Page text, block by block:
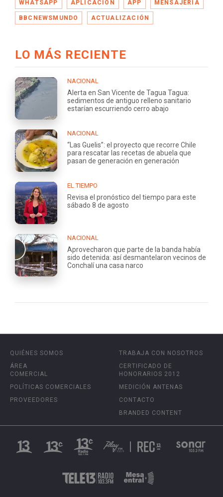
WHATSAPP APLICACIÓN APP MENSAJERÍA
BBCNEWSMUNDO ACTUALIZACIÓN
LO MÁS RECIENTE
NACIONAL
Alerta en San Vicente de Tagua Tagua:
sedimentos de antiguo relleno sanitario
estarían escurriendo cerro abajo
NACIONAL
“Las Guelis”: el proyecto que recorre Chile
para rescatar las recetas de abuela que
pasan de generación en generación
EL TIEMPO
Revisa el pronóstico del tiempo para este
sábado 8 de agosto
NACIONAL
Aprovecharon que parte de la banda había
sido detenida: así desmantelaron vecinos de
Conchalí una casa narco
QUIÉNES SOMOS
ÁREA
COMERCIAL
POLÍTICAS COMERCIALES
PROVEEDORES
TRABAJA CON NOSOTROS
CERTIFICADO DE
HONORARIOS 2012
MEDICIÓN ANTENAS
CONTACTO
BRANDED CONTENT